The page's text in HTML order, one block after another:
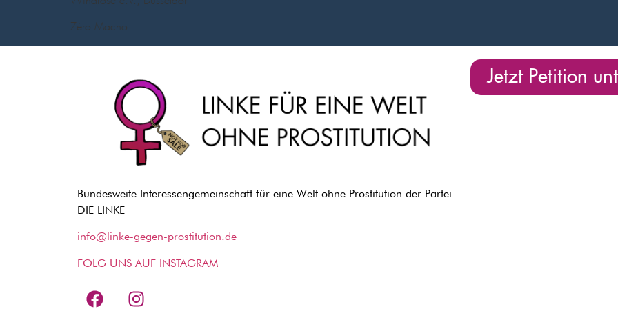
Zéro Macho
Bundesweite Interessengemeinschaft für eine Welt ohne Prostitution der Partei
DIE LINKE
info@linke-gegen-prostitution.de
FOLG UNS AUF INSTAGRAM
Jetzt Petition